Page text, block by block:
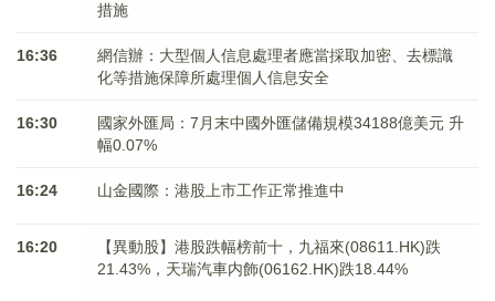
措施
16:36
網信辦：大型個人信息處理者應當採取加密、去標識
化等措施保障所處理個人信息安全
16:30
國家外匯局：7月末中國外匯儲備規模34188億美元 升
幅0.07%
16:24 山金國際：港股上市工作正常推進中
16:20
【異動股】港股跌幅榜前十，九福來(08611.HK)跌
21.43%，天瑞汽車内飾(06162.HK)跌18.44%